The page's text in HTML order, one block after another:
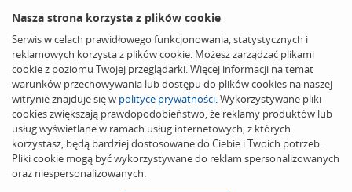
Nasza strona korzysta z plików cookie
Serwis w celach prawidłowego funkcjonowania, statystycznych i
reklamowych korzysta z plików cookie. Możesz zarządzać plikami
cookie z poziomu Twojej przeglądarki. Więcej informacji na temat
warunków przechowywania lub dostępu do plików cookies na naszej
witrynie znajduje się w polityce prywatności. Wykorzystywane pliki
cookies zwiększają prawdopodobieństwo, że reklamy produktów lub
usług wyświetlane w ramach usług internetowych, z których
korzystasz, będą bardziej dostosowane do Ciebie i Twoich potrzeb.
Pliki cookie mogą być wykorzystywane do reklam spersonalizowanych
oraz niespersonalizowanych.